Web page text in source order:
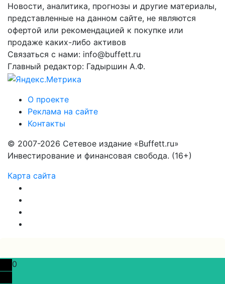
Новости, аналитика, прогнозы и другие материалы,
представленные на данном сайте, не являются
офертой или рекомендацией к покупке или
продаже каких-либо активов
Связаться с нами: info@buffett.ru
Главный редактор: Гадыршин А.Ф.
О проекте
Реклама на сайте
Контакты
© 2007-2026 Сетевое издание «Buffett.ru»
Инвестирование и финансовая свобода. (16+)
Карта сайта
0